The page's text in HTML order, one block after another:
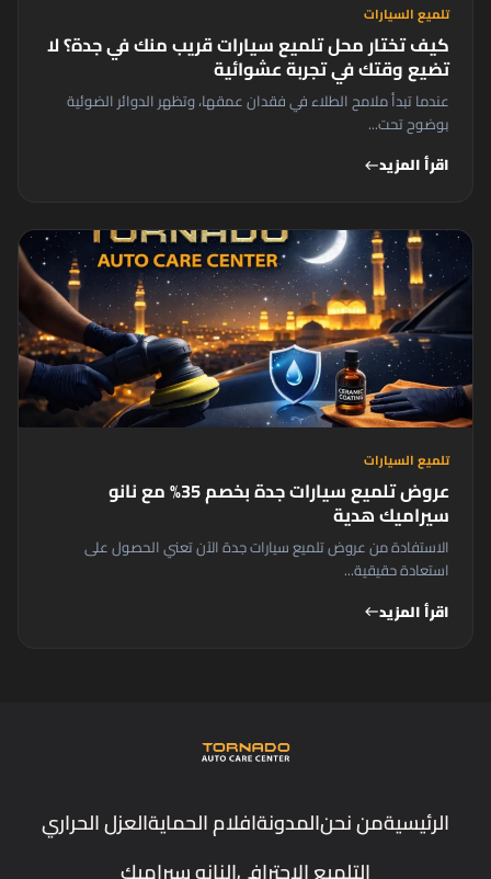
تلميع السيارات
كيف تختار محل تلميع سيارات قريب منك في جدة؟ لا
تضيع وقتك في تجربة عشوائية
عندما تبدأ ملامح الطلاء في فقدان عمقها، وتظهر الدوائر الضوئية
بوضوح تحت...
اقرأ المزيدwest
تلميع السيارات
عروض تلميع سيارات جدة بخصم 35% مع نانو
سيراميك هدية
الاستفادة من عروض تلميع سيارات جدة الآن تعني الحصول على
استعادة حقيقية...
اقرأ المزيدwest
الرئيسيةمن نحنالمدونةافلام الحمايةالعزل الحراري